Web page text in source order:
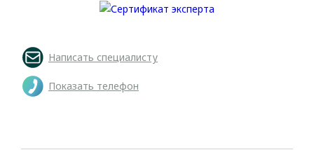
Написать специалисту
Показать телефон